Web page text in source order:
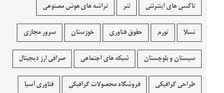
تاکسی های اینترنتی تتر تراشه های هوش مصنوعی
تسلا تورم حقوق فناوری خوزستان سرور مجازی
سیستان و بلوچستان شبکه های اجتماعی صرافی ارز دیجیتال
طراحی گرافیکی فروشگاه محصولات گرافيکی فناوری آسیا